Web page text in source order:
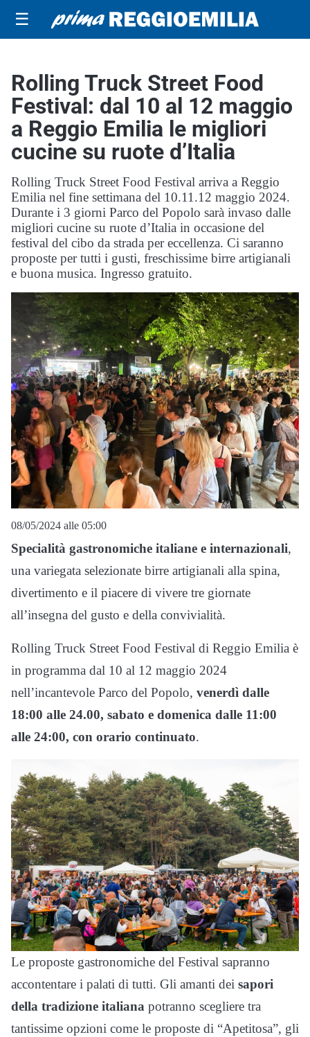
☰
Rolling Truck Street Food
Festival: dal 10 al 12 maggio
a Reggio Emilia le migliori
cucine su ruote d’Italia
Rolling Truck Street Food Festival arriva a Reggio
Emilia nel fine settimana del 10.11.12 maggio 2024.
Durante i 3 giorni Parco del Popolo sarà invaso dalle
migliori cucine su ruote d’Italia in occasione del
festival del cibo da strada per eccellenza. Ci saranno
proposte per tutti i gusti, freschissime birre artigianali
e buona musica. Ingresso gratuito.
08/05/2024 alle 05:00
Specialità gastronomiche italiane e internazionali,
una variegata selezionate birre artigianali alla spina,
divertimento e il piacere di vivere tre giornate
all’insegna del gusto e della convivialità.
Rolling Truck Street Food Festival di Reggio Emilia è
in programma dal 10 al 12 maggio 2024
nell’incantevole Parco del Popolo, venerdì dalle
18:00 alle 24.00, sabato e domenica dalle 11:00
alle 24:00, con orario continuato.
Le proposte gastronomiche del Festival sapranno
accontentare i palati di tutti. Gli amanti dei sapori
della tradizione italiana potranno scegliere tra
tantissime opzioni come le proposte di “Apetitosa”, gli